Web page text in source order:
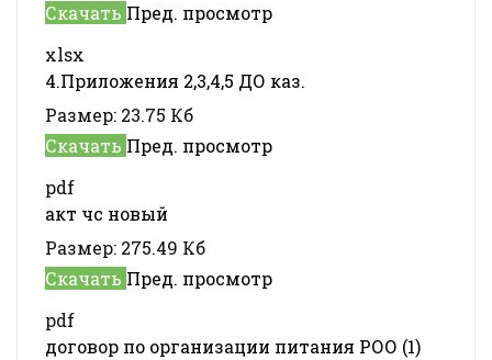
Скачать Пред. просмотр
xlsx
4.Приложения 2,3,4,5 ДО каз.
Размер: 23.75 Кб
Скачать Пред. просмотр
pdf
акт чс новый
Размер: 275.49 Кб
Скачать Пред. просмотр
pdf
договор по организации питания РОО (1)